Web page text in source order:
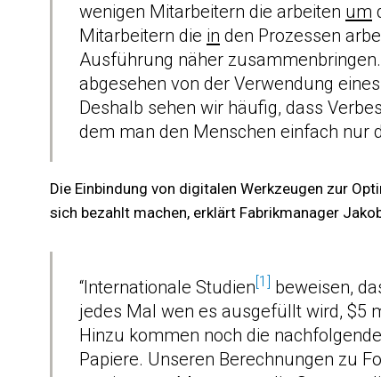
wenigen Mitarbeitern die arbeiten um
Mitarbeitern die in den Prozessen
Ausführung näher
abgesehen von der Verwendung
Deshalb sehen wir häufig, dass
dem man den Menschen einfach nur
Die Einbindung von digitalen Werkzeugen zur
sich bezahlt machen, erklärt Fabrikmanager
“Internationale Studien[1] beweisen,
jedes Mal wen es ausgefüllt wird, $5
Hinzu kommen noch die
Papiere. Unseren Berechnungen zu